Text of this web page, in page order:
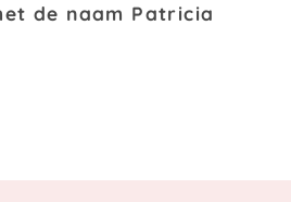
de naam Patricia